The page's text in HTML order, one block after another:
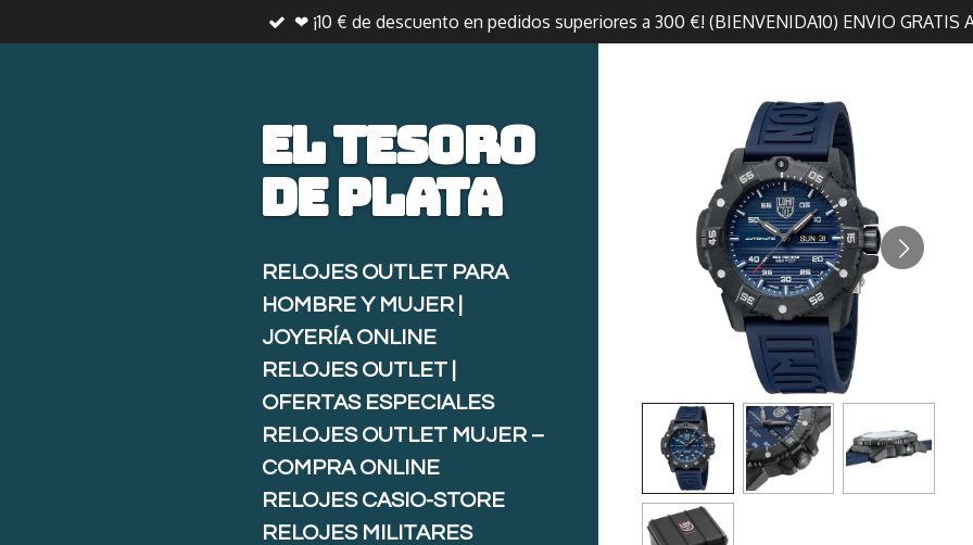
al
❤ ¡10 € de descuento en pedidos superiores a 300 €! (BIENVENIDA10) ENVIO GRATIS
El tesoro
deplata
RELOJES OUTLET PARA
HOMBRE Y MUJER |
JOYERÍA ONLINE
RELOJES OUTLET |
OFERTAS ESPECIALES
RELOJES OUTLET MUJER –
COMPRA ONLINE
RELOJES CASIO-STORE
RELOJES MILITARES